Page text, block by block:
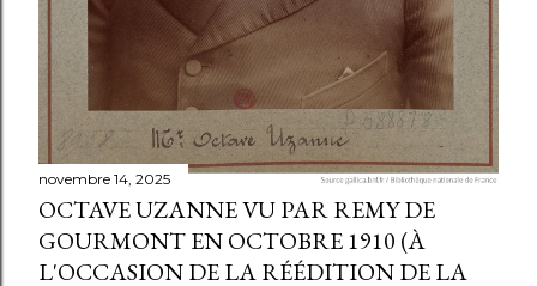
novembre 14, 2025
OCTAVE UZANNE VU PAR REMY DE
GOURMONT EN OCTOBRE 1910 (À
L'OCCASION DE LA RÉÉDITION DE LA